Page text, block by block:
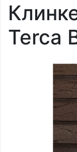
Terca